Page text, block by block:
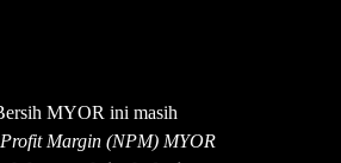
MYOR ini masih
Margin (NPM) MYOR